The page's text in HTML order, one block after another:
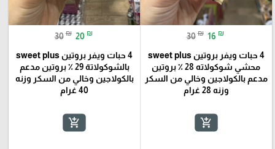
30 ₪ 16 ₪
4 حبات ويفر بروتين sweet plus
محشي شوكولاته 28 ٪؜ بروتين
مدعم بالكولاجين وخالي من السكر
وزنه 28 غرام
add_shopping_cart
30 ₪ 20 ₪
4 حبات ويفر بروتين sweet plus
بالشوكولاتة 29 ٪؜ بروتين مدعم
بالكولاجين وخالي من السكر وزنه
40 غرام
add_shopping_cart